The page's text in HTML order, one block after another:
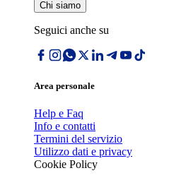
Chi siamo
Seguici anche su
Area personale
Help e Faq
Info e contatti
Termini del servizio
Utilizzo dati e privacy
Cookie Policy